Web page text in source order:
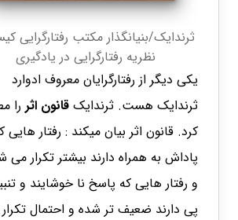
ثرندایک/بنیانگذار مکتب رفتارگرایی
نظریه رفتارگرایی در یادگیری
یکی دیگر از رفتارگرایان معروف ادوارد
ثرندایک هست. ثرندایکقانون اثر را
کرد. قانون اثر بیان میکند : رفتار هایی
پاداش به همراه دارند بیشتر تکرار می
و رفتار هایی که پاسخ نا خوشایند و
پی دارند ضعیف تر شده و احتمال